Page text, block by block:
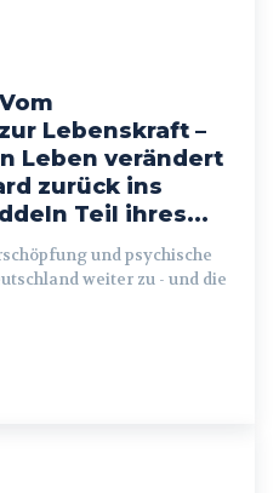
Lebenskraft –
Leben verändert
zurück ins
Teil ihres...
weiter zu - und die